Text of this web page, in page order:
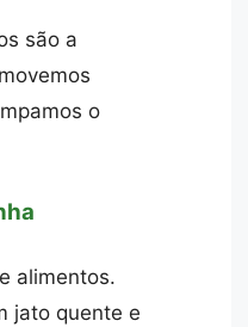
são a
o
alimentos.
jato quente e